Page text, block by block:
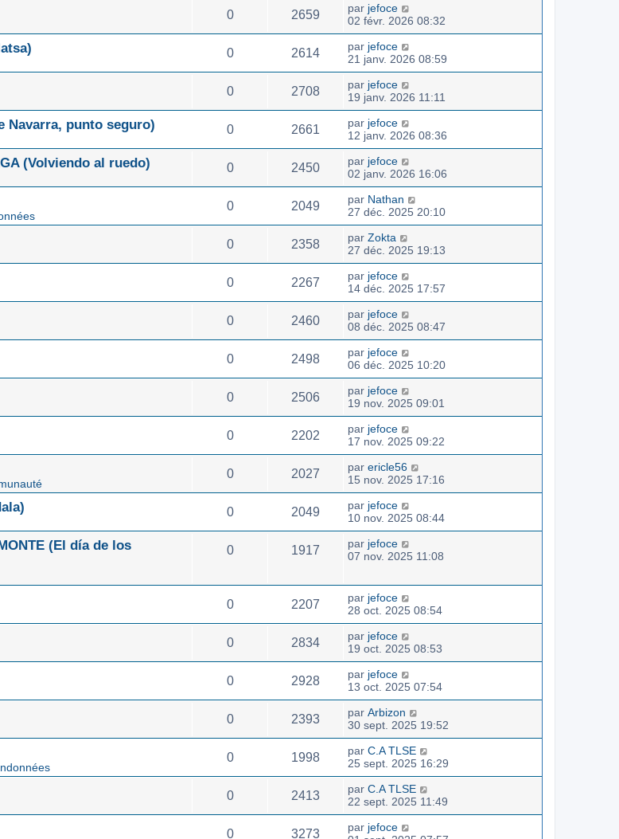
0 2659 par jefoce
02 févr. 2026 08:32
0 2614 par jefoce
21 janv. 2026 08:59
0 2708 par jefoce
19 janv. 2026 11:11
Navarra, punto seguro) 0 2661 par jefoce
12 janv. 2026 08:36
(Volviendo al ruedo) 0 2450 par jefoce
02 janv. 2026 16:06
0 2049 par Nathan
27 déc. 2025 20:10
0 2358 par Zokta
27 déc. 2025 19:13
0 2267 par jefoce
14 déc. 2025 17:57
0 2460 par jefoce
08 déc. 2025 08:47
0 2498 par jefoce
06 déc. 2025 10:20
0 2506 par jefoce
19 nov. 2025 09:01
0 2202 par jefoce
17 nov. 2025 09:22
0 2027 par ericle56
15 nov. 2025 17:16
0 2049 par jefoce
10 nov. 2025 08:44
(El día de los
0 1917 par jefoce
07 nov. 2025 11:08
0 2207 par jefoce
28 oct. 2025 08:54
0 2834 par jefoce
19 oct. 2025 08:53
0 2928 par jefoce
13 oct. 2025 07:54
0 2393 par Arbizon
30 sept. 2025 19:52
0 1998 par C.A TLSE
25 sept. 2025 16:29
0 2413 par C.A TLSE
22 sept. 2025 11:49
0 3273 par jefoce